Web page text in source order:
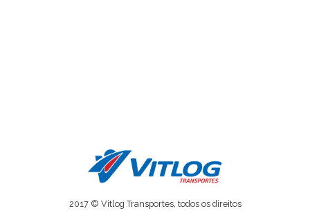
2017 © Vitlog Transportes, todos os direitos